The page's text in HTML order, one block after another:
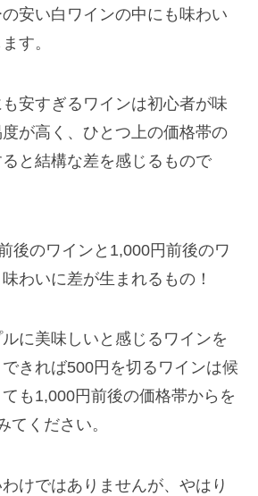
安い白ワインの中にも味わい
す。
安すぎるワインは初心者が味
が高く、ひとつ上の価格帯の
と結構な差を感じるもので
後のワインと1,000円前後のワ
わいに差が生まれるもの！
に美味しいと感じるワインを
きれば500円を切るワインは候
も1,000円前後の価格帯からを
てください。
けではありませんが、やはり